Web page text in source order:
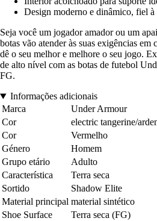
Design moderno e dinâmico, fiel
Seja você um jogador amador ou um
botas vão atender às suas exigências
dê o seu melhor e melhore o seu jogo.
de alto nível com as botas de futebol
FG.
Informações adicionais
Marca
Under Armour
Cor
electric tangerine/
Cor
Vermelho
Género
Homem
Grupo etário
Adulto
Característica
Terra seca
Sortido
Shadow Elite
Material principal material sintético
Shoe Surface
Terra seca (FG)